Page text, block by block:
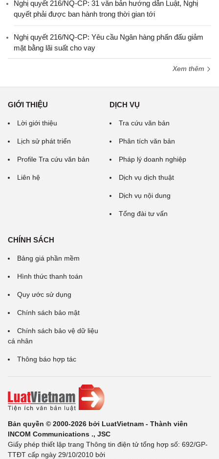
Nghị quyết 216/NQ-CP: 31 văn bản hướng dẫn Luật, Nghị
quyết phải được ban hành trong thời gian tới
Nghị quyết 216/NQ-CP: Yêu cầu Ngân hàng phấn đấu giảm
mặt bằng lãi suất cho vay
Xem thêm
GIỚI THIỆU
Lời giới thiệu
Lịch sử phát triển
Profile Tra cứu văn bản
Liên hệ
DỊCH VỤ
Tra cứu văn bản
Phân tích văn bản
Pháp lý doanh nghiệp
Dịch vụ dịch thuật
Dịch vụ nội dung
Tổng đài tư vấn
CHÍNH SÁCH
Bảng giá phần mềm
Hình thức thanh toán
Quy ước sử dụng
Chính sách bảo mật
Chính sách bảo vệ dữ liệu
cá nhân
Thông báo hợp tác
Bản quyền © 2000-2026 bởi LuatVietnam - Thành viên
INCOM Communications ., JSC
Giấy phép thiết lập trang Thông tin điện tử tổng hợp số: 692/GP-
TTĐT cấp ngày 29/10/2010 bởi